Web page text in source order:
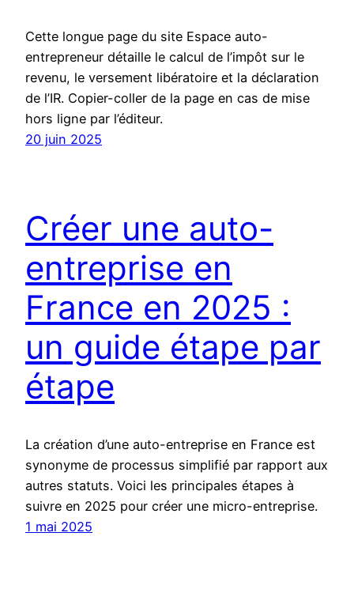
Cette longue page du site Espace auto-
entrepreneur détaille le calcul de l’impôt sur le
revenu, le versement libératoire et la déclaration
de l’IR. Copier-coller de la page en cas de mise
hors ligne par l’éditeur.
20 juin 2025
Créer une auto-
entreprise en
France en 2025 :
un guide étape par
étape
La création d’une auto-entreprise en France est
synonyme de processus simplifié par rapport aux
autres statuts. Voici les principales étapes à
suivre en 2025 pour créer une micro-entreprise.
1 mai 2025